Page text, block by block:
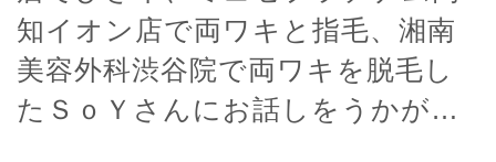
知イオン店で両ワキと指毛、湘南
美容外科渋谷院で両ワキを脱毛し
たＳｏＹさんにお話しをうかが…